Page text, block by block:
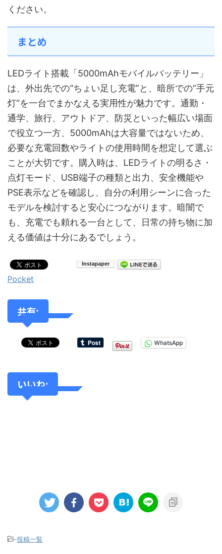
ください。
まとめ
LEDライト搭載「5000mAhモバイルバッテリー」
は、外出先での“ちょい足し充電”と、暗所での“手元
灯”を一台でまかなえる実用性が魅力です。通勤・
通学、旅行、アウトドア、防災といった幅広い場面
で役立つ一方、5000mAhは大容量ではないため、
必要な充電回数やライトの使用時間を想定して選ぶ
ことが大切です。購入時は、LEDライトの明るさ・
点灯モード、USB端子の種類と出力、安全機能や
PSE表示などを確認し、自分の利用シーンに合った
モデルを検討すると安心につながります。暗闇で
も、充電でも頼れる一台として、日常の持ち物に加
える価値は十分にあるでしょう。
Pocket
共有:
WhatsApp
いいね:
-投稿一覧